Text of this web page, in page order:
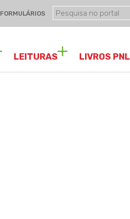
FORMULÁRIOS
LIVROS PNL
LEITURAS